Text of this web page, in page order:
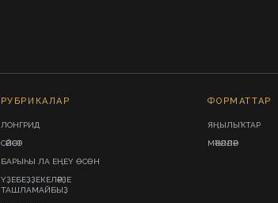
РУБРИКАЛАР
ЛОНГРИД
СӘЙӘСӘТ
БАРЫҺЫ ЛА ЕҢЕҮ ӨСӨН
ҮҘЕБЕҘҘЕКЕЛӘРҘЕ
ТАШЛАМАЙБЫҘ
ФОРМАТТАР
ЯҢЫЛЫҠТАР
МӘҠӘЛӘЛӘР